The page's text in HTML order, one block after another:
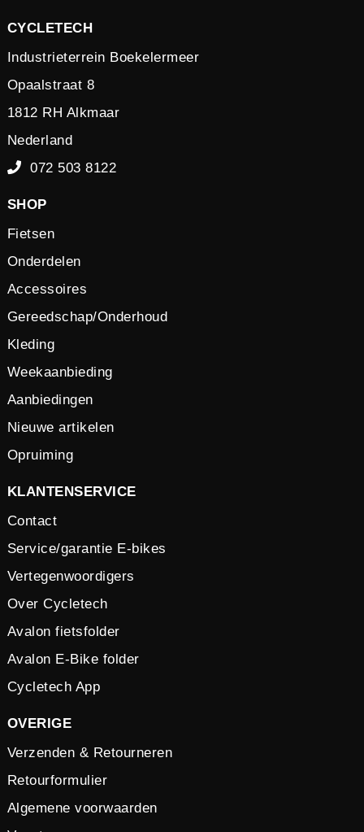
CYCLETECH
Industrieterrein Boekelermeer
Opaalstraat 8
1812 RH Alkmaar
Nederland
072 503 8122
SHOP
Fietsen
Onderdelen
Accessoires
Gereedschap/Onderhoud
Kleding
Weekaanbieding
Aanbiedingen
Nieuwe artikelen
Opruiming
KLANTENSERVICE
Contact
Service/garantie E-bikes
Vertegenwoordigers
Over Cycletech
Avalon fietsfolder
Avalon E-Bike folder
Cycletech App
OVERIGE
Verzenden & Retourneren
Retourformulier
Algemene voorwaarden